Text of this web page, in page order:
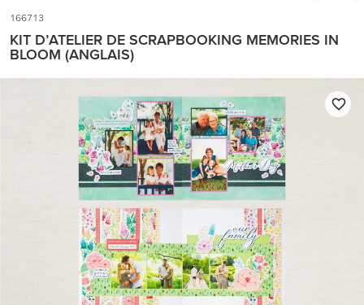
166713
KIT D’ATELIER DE SCRAPBOOKING MEMORIES IN
BLOOM (ANGLAIS)